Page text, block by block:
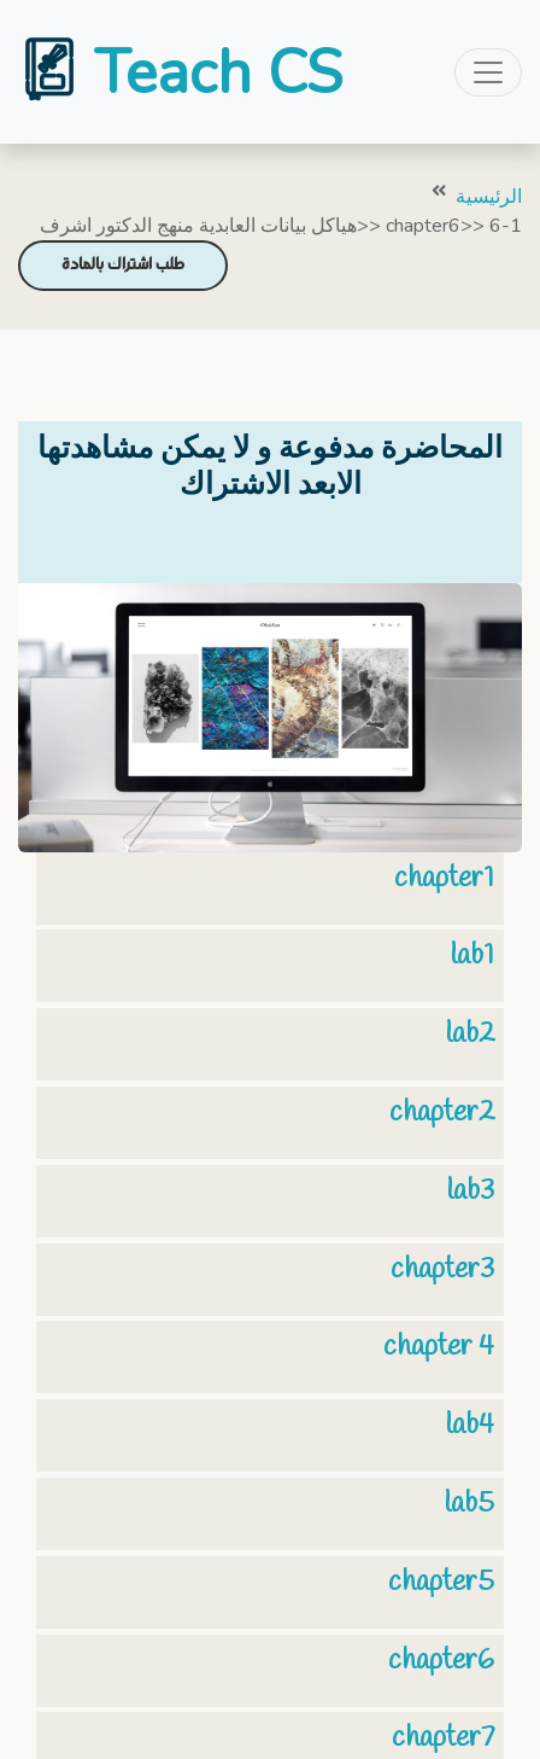
Teach CS
الرئيسية
هياكل بيانات العابدية منهج الدكتور اشرف>> chapter6>> 6-1
طلب اشتراك بالمادة
المحاضرة مدفوعة و لا يمكن مشاهدتها
الابعد الاشتراك
chapter1
lab1
lab2
chapter2
lab3
chapter3
chapter 4
lab4
lab5
chapter5
chapter6
chapter7